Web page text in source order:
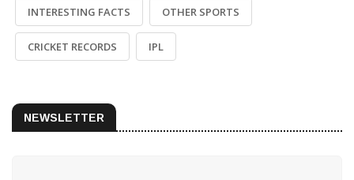
INTERESTING FACTS OTHER SPORTS
CRICKET RECORDS IPL
NEWSLETTER